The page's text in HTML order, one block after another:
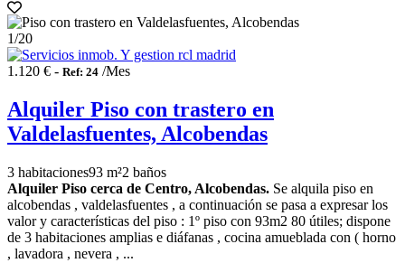
1/20
1.120 € - Ref: 24 /Mes
Alquiler Piso con trastero en
Valdelasfuentes, Alcobendas
3 habitaciones93 m²2 baños
Alquiler Piso cerca de Centro, Alcobendas. Se alquila piso en
alcobendas , valdelasfuentes , a continuación se pasa a expresar los
valor y características del piso : 1º piso con 93m2 80 útiles; dispone
de 3 habitaciones amplias e diáfanas , cocina amueblada con ( horno
, lavadora , nevera , ...